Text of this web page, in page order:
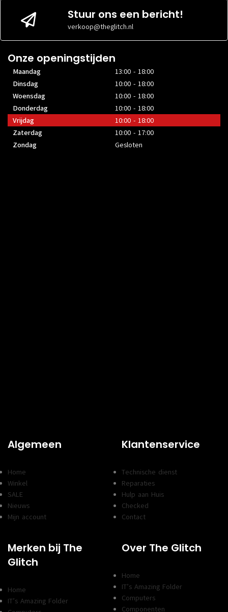
Stuur ons een bericht!
verkoop@theglitch.nl
Onze openingstijden
Maandag
13:00 - 18:00
Dinsdag
10:00 - 18:00
Woensdag
10:00 - 18:00
Donderdag
10:00 - 18:00
Vrijdag
10:00 - 18:00
Zaterdag
10:00 - 17:00
Zondag
Gesloten
Algemeen
Home
Winkel
SALE
Nieuws
Mijn account
Klantenservice
Technische dienst
Reparaties
Hulp aan Huis
Checked
Contact
Merken bij The
Glitch
Home
IT’s Amazing Folder
Over The Glitch
Home
IT’s Amazing Folder
Computers
Componenten